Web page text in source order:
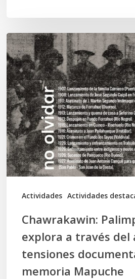
Actividades Actividades
Chawrakawin:
Palimpsesto
explora
a
través
del
arte
las
tensiones
documentales
memoria
Mapuche
Chawrakawin:
explora a través del
tensiones
memoria Mapuche